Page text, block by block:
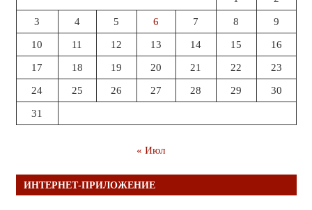
3 4 5 6 7 8 9
10 11 12 13 14 15 16
17 18 19 20 21 22 23
24 25 26 27 28 29 30
31
« Июл
ИНТЕРНЕТ-ПРИЛОЖЕНИЕ